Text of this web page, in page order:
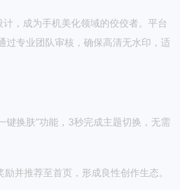
，成为手机美化领域的佼佼者。平台
过专业团队审核，确保高清无水印，适
换肤”功能，3秒完成主题切换，无需
并推荐至首页，形成良性创作生态。